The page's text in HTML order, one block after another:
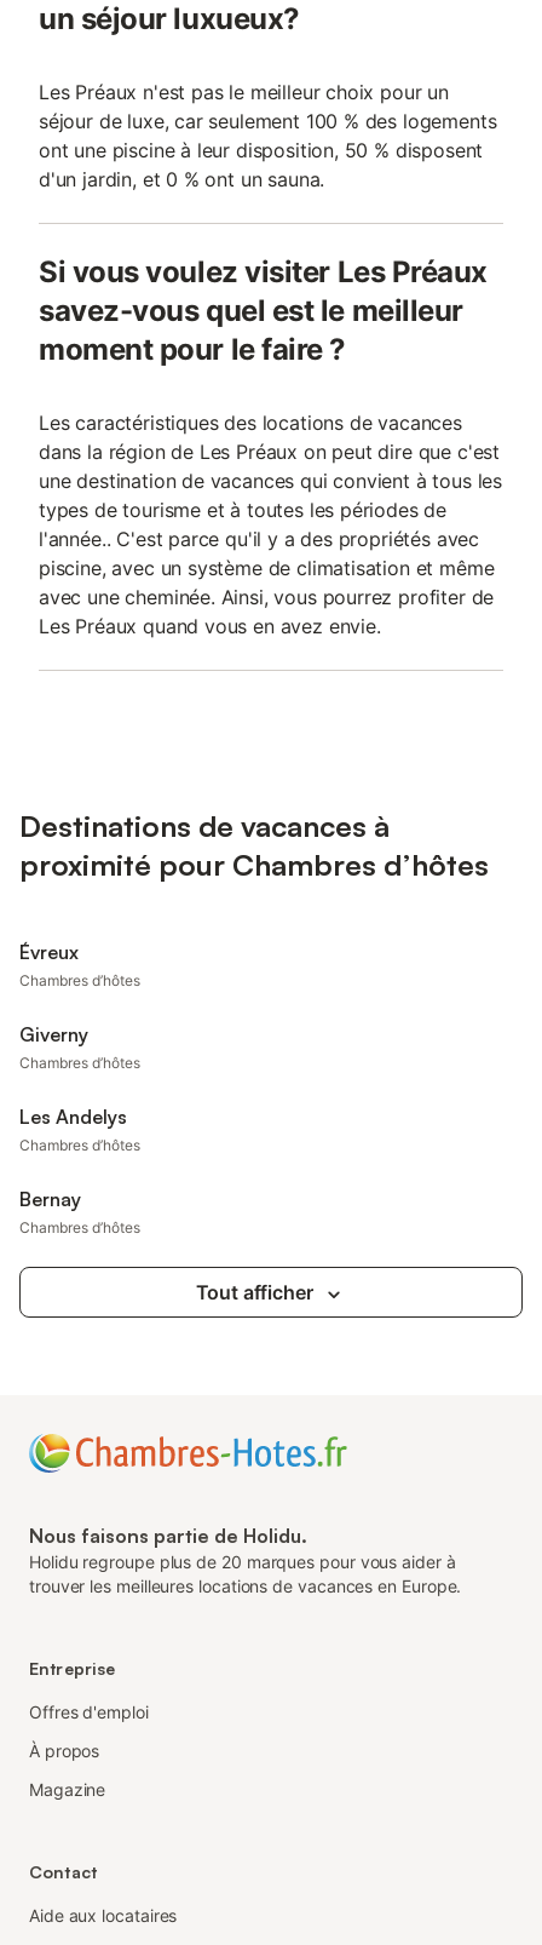
un séjour luxueux?
Les Préaux n'est pas le meilleur choix pour un
séjour de luxe, car seulement 100 % des logements
ont une piscine à leur disposition, 50 % disposent
d'un jardin, et 0 % ont un sauna.
Si vous voulez visiter Les Préaux
savez-vous quel est le meilleur
moment pour le faire ?
Les caractéristiques des locations de vacances
dans la région de Les Préaux on peut dire que c'est
une destination de vacances qui convient à tous les
types de tourisme et à toutes les périodes de
l'année.. C'est parce qu'il y a des propriétés avec
piscine, avec un système de climatisation et même
avec une cheminée. Ainsi, vous pourrez profiter de
Les Préaux quand vous en avez envie.
Destinations de vacances à
proximité pour Chambres d’hôtes
Évreux
Chambres d’hôtes
Giverny
Chambres d’hôtes
Les Andelys
Chambres d’hôtes
Bernay
Chambres d’hôtes
Tout afficher
Nous faisons partie de Holidu.
Holidu regroupe plus de 20 marques pour vous aider à
trouver les meilleures locations de vacances en Europe.
Entreprise
Offres d'emploi
À propos
Magazine
Contact
Aide aux locataires